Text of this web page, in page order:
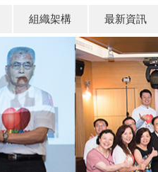
組織架構 最新資訊